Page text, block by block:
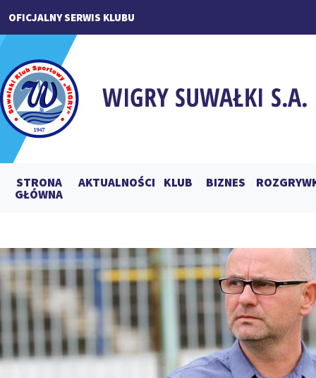
OFICJALNY SERWIS KLUBU
STRONA
GŁÓWNA
AKTUALNOŚCI KLUB BIZNES